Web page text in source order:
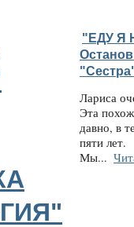
"ЕДУ Я
Лариса
Эта
давно, в
пяти лет.
Мы...